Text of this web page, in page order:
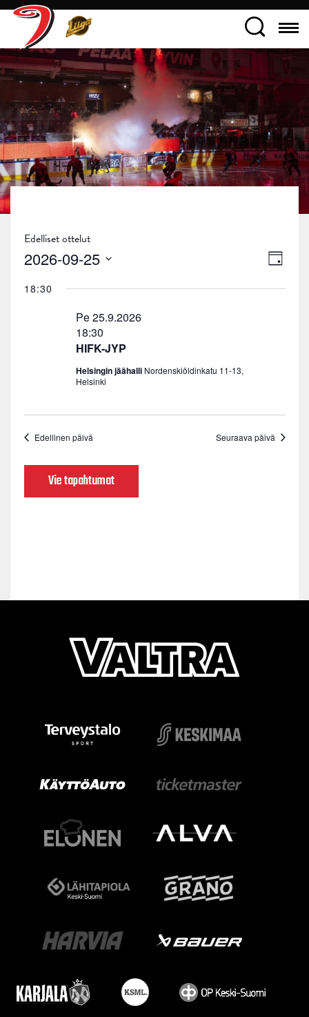
Edelliset ottelut
Päivä
2026-09-25
päivä.
18:30
HIFK-JYP
Pe 25.9.2026
18:30
Helsingin jäähalli Nordenskiöldinkatu 11-13,
Helsinki
Edellinen päivä Seuraava päivä
Vie tapahtumat